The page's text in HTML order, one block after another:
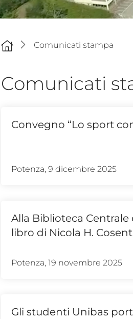
Comunicati stampa
Comunicati
Convegno “Lo sport
Potenza, 9 dicembre 2025
Alla Biblioteca Centrale
libro di Nicola H.
Potenza, 19 novembre 2025
Gli studenti Unibas